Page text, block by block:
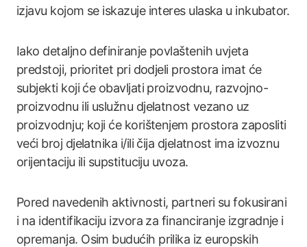
izjavu kojom se iskazuje interes ulaska u inkubator.
Iako detaljno definiranje povlaštenih uvjeta
predstoji, prioritet pri dodjeli prostora imat će
subjekti koji će obavljati proizvodnu, razvojno-
proizvodnu ili uslužnu djelatnost vezano uz
proizvodnju; koji će korištenjem prostora zaposliti
veći broj djelatnika i/ili čija djelatnost ima izvoznu
orijentaciju ili supstituciju uvoza.
Pored navedenih aktivnosti, partneri su fokusirani
i na identifikaciju izvora za financiranje izgradnje i
opremanja. Osim budućih prilika iz europskih